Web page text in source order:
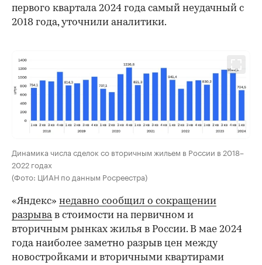
первого квартала 2024 года самый неудачный с
2018 года, уточнили аналитики.
Динамика числа сделок со вторичным жильем в России в 2018–
2022 годах
(Фото: ЦИАН по данным Росреестра)
«Яндекс» недавно сообщил о сокращении
разрывав стоимости на первичном и
вторичным рынках жилья в России. В мае 2024
года наиболее заметно разрыв цен между
новостройками и вторичными квартирами